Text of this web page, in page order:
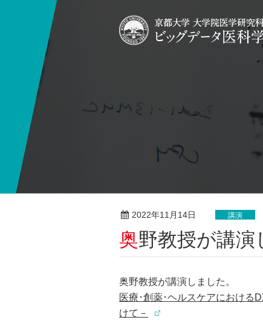
2022年11月14日 講演
奥野教授が講
奥野教授が講演しました。
医療･創薬･ヘルスケアにおける
けて－